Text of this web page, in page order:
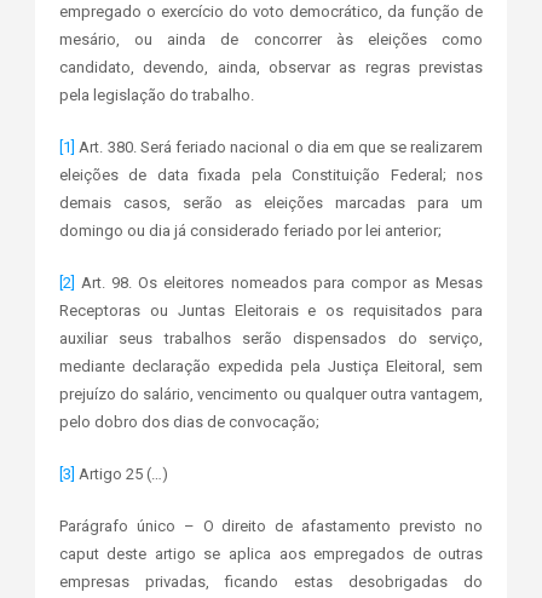
empregado o exercício do voto democrático, da função de
mesário, ou ainda de concorrer às eleições como
candidato, devendo, ainda, observar as regras previstas
pela legislação do trabalho.
[1] Art. 380. Será feriado nacional o dia em que se realizarem
eleições de data fixada pela Constituição Federal; nos
demais casos, serão as eleições marcadas para um
domingo ou dia já considerado feriado por lei anterior;
[2]
Art. 98. Os eleitores nomeados para compor as Mesas
Receptoras ou Juntas Eleitorais e os requisitados para
auxiliar seus trabalhos serão dispensados do serviço,
mediante declaração expedida pela Justiça Eleitoral, sem
prejuízo do salário, vencimento ou qualquer outra vantagem,
pelo dobro dos dias de convocação;
[3] Artigo 25 (…)
Parágrafo único – O direito de afastamento previsto no
caput deste artigo se aplica aos empregados de outras
empresas privadas, ficando estas desobrigadas do